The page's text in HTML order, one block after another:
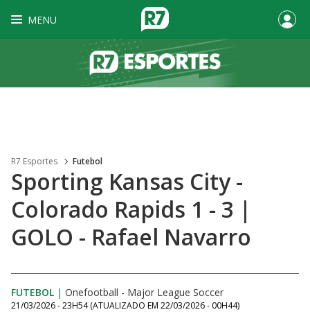
MENU
R7 Esportes Futebol
Sporting Kansas City -
Colorado Rapids 1 - 3 |
GOLO - Rafael Navarro
FUTEBOL | Onefootball - Major League Soccer
21/03/2026 - 23H54 (ATUALIZADO EM 22/03/2026 - 00H44)